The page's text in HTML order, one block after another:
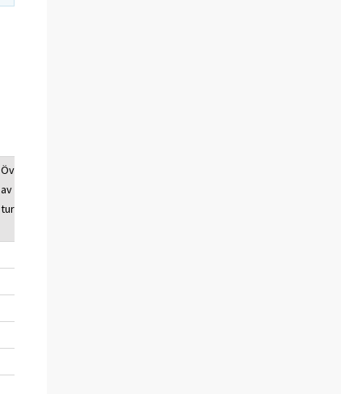
Övernattningarna
av utländska
turister, antal